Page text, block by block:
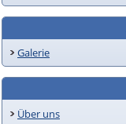
Galerie
Über uns